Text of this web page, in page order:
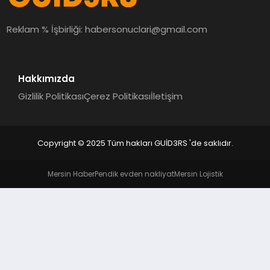
MAGAZIN
Reklam % İşbirliği:habersonuclari@gmail.com
Hakkımızda
Gizlilik PolitikasıÇerez Politikasıİletişim
Copyright © 2025 Tüm hakları GUİD3RS 'de saklıdır.
Mersin HaberPendik evden nakliyatMersin Lojistik